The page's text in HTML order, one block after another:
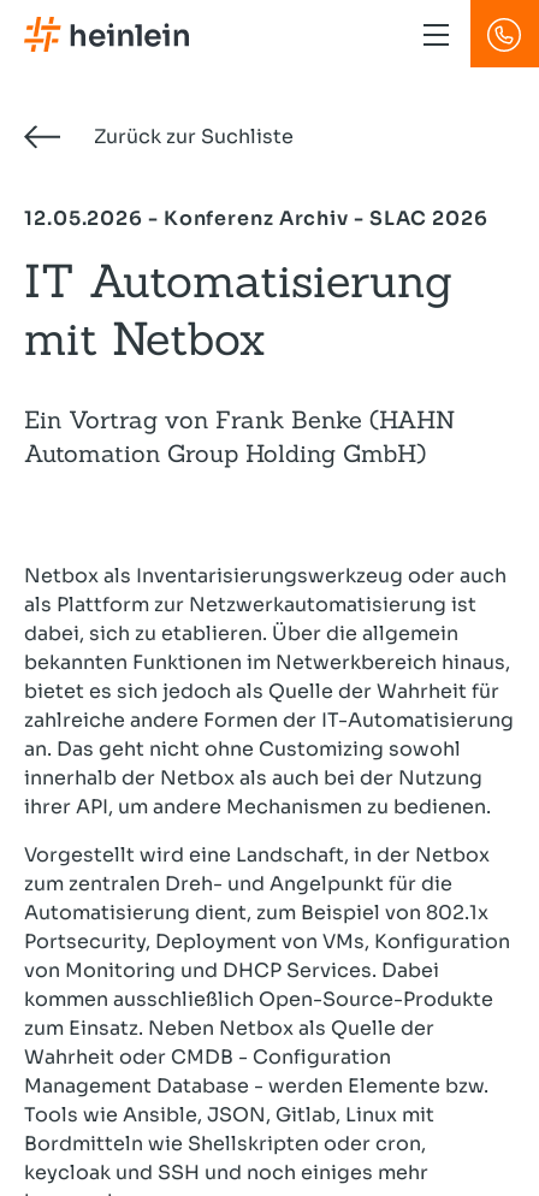
Direkt
zum
Zurück zur Suchliste
12.05.2026 - Konferenz Archiv - SLAC 2026
IT Automatisierung
mit Netbox
Ein Vortrag von Frank Benke (HAHN
Automation Group Holding GmbH)
Netbox als Inventarisierungswerkzeug oder auch
als Plattform zur Netzwerkautomatisierung ist
dabei, sich zu etablieren. Über die allgemein
bekannten Funktionen im Netwerkbereich hinaus,
bietet es sich jedoch als Quelle der Wahrheit für
zahlreiche andere Formen der IT-Automatisierung
an. Das geht nicht ohne Customizing sowohl
innerhalb der Netbox als auch bei der Nutzung
ihrer API, um andere Mechanismen zu bedienen.
Vorgestellt wird eine Landschaft, in der Netbox
zum zentralen Dreh- und Angelpunkt für die
Automatisierung dient, zum Beispiel von 802.1x
Portsecurity, Deployment von VMs, Konfiguration
von Monitoring und DHCP Services. Dabei
kommen ausschließlich Open-Source-Produkte
zum Einsatz. Neben Netbox als Quelle der
Wahrheit oder CMDB - Configuration
Management Database - werden Elemente bzw.
Tools wie Ansible, JSON, Gitlab, Linux mit
Bordmitteln wie Shellskripten oder cron,
keycloak und SSH und noch einiges mehr